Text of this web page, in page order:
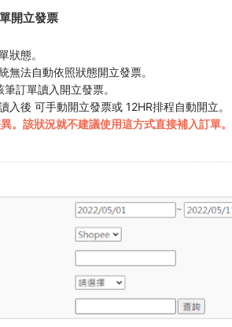
開立發票
狀態。
無法自動依照狀態開立發票。
訂單讀入開立發票。
後 可手動開立發票或 12HR排程自動開立。
。該狀況就不建議使用這方式直接補入訂單。